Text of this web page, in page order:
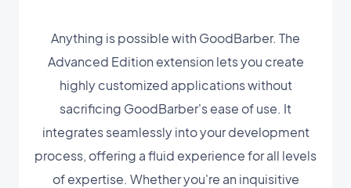
Anything is possible with GoodBarber. The
Advanced Edition extension lets you create
highly customized applications without
sacrificing GoodBarber's ease of use. It
integrates seamlessly into your development
process, offering a fluid experience for all levels
of expertise. Whether you're an inquisitive